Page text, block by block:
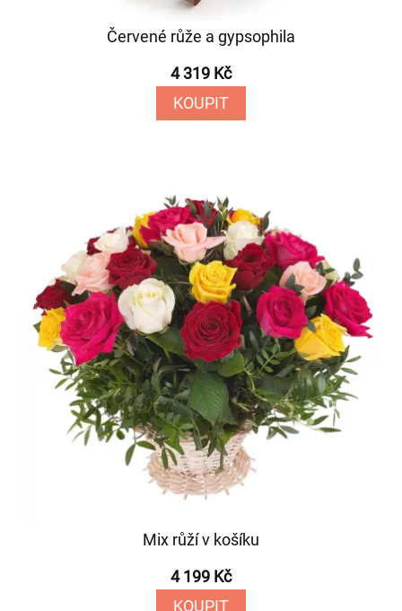
Červené růže a gypsophila
4 319 Kč
KOUPIT
Mix růží v košíku
4 199 Kč
KOUPIT